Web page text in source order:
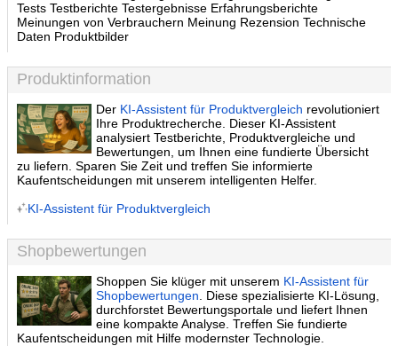
Tests Testberichte Testergebnisse Erfahrungsberichte
Meinungen von Verbrauchern Meinung Rezension Technische
Daten Produktbilder
Produktinformation
Der KI-Assistent für Produktvergleich revolutioniert
Ihre Produktrecherche. Dieser KI-Assistent
analysiert Testberichte, Produktvergleiche und
Bewertungen, um Ihnen eine fundierte Übersicht
zu liefern. Sparen Sie Zeit und treffen Sie informierte
Kaufentscheidungen mit unserem intelligenten Helfer.
KI-Assistent für Produktvergleich
Shopbewertungen
Shoppen Sie klüger mit unserem KI-Assistent für
Shopbewertungen . Diese spezialisierte KI-Lösung,
durchforstet Bewertungsportale und liefert Ihnen
eine kompakte Analyse. Treffen Sie fundierte
Kaufentscheidungen mit Hilfe modernster Technologie.